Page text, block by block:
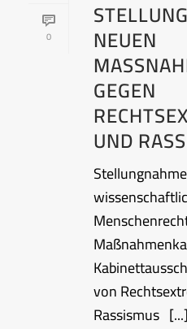
0 NEUEN
EGEN R
ND
von
Rassismus [...]